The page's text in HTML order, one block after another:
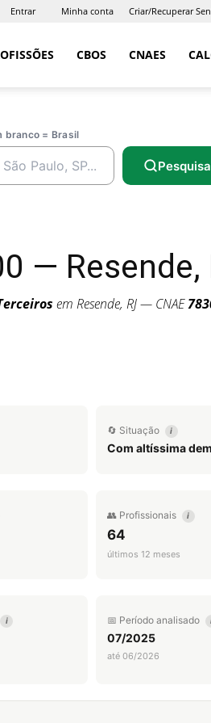
Entrar Minha conta Criar/Recuperar
CBOS CNAES
branco = Brasil
— Resende,
em Resende, RJ — CNAE
🔄 Situação i
Com altíssima
👥 Profissionais i
64
últimos 12 meses
i 📅 Período analisado
07/2025
até 06/2026